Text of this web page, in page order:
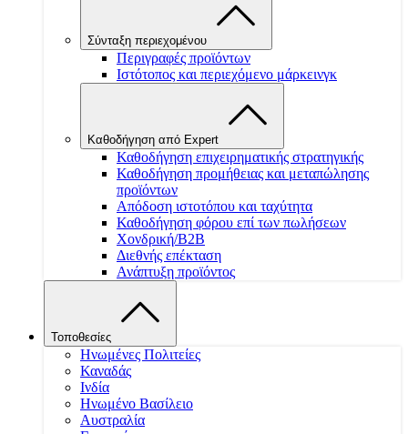
Σύνταξη περιεχομένου
Περιγραφές προϊόντων
Ιστότοπος και περιεχόμενο μάρκεινγκ
Καθοδήγηση από Expert
Καθοδήγηση επιχειρηματικής στρατηγικής
Καθοδήγηση προμήθειας και μεταπώλησης
προϊόντων
Απόδοση ιστοτόπου και ταχύτητα
Καθοδήγηση φόρου επί των πωλήσεων
Χονδρική/B2B
Διεθνής επέκταση
Ανάπτυξη προϊόντος
Τοποθεσίες
Ηνωμένες Πολιτείες
Καναδάς
Ινδία
Ηνωμένο Βασίλειο
Αυστραλία